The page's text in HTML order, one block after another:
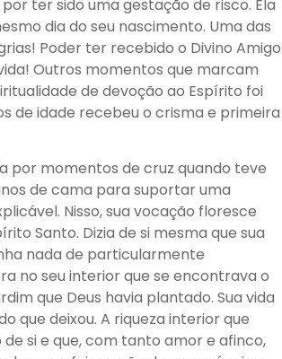
ter sido uma gestação de risco. Ela
dia do seu nascimento. Uma das
Poder ter recebido o Divino Amigo
Outros momentos que marcam
de devoção ao Espírito foi
de idade recebeu o crisma e primeira
por momentos de cruz quando teve
de cama para suportar uma
Nisso, sua vocação floresce
Santo. Dizia de si mesma que sua
nada de particularmente
no seu interior que se encontrava o
que Deus havia plantado. Sua vida
que deixou. A riqueza interior que
si e que, com tanto amor e afinco,